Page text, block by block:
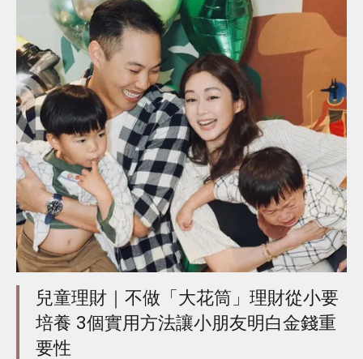
兒童理財｜不做「大花筒」理財從小要
培養 3個實用方法讓小朋友明白金錢重
要性